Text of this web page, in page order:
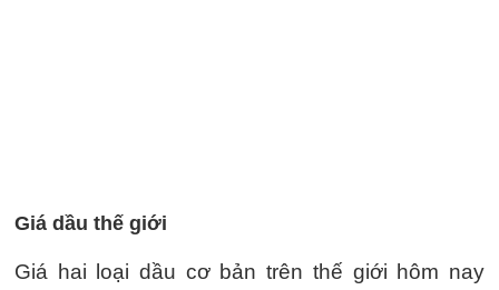
Giá dầu thế giới
Giá hai loại dầu cơ bản trên thế giới hôm nay